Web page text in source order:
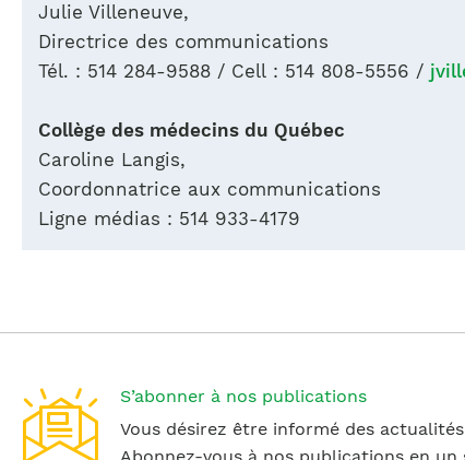
Julie Villeneuve,
Directrice des communications
Tél. : 514 284-9588 / Cell : 514 808-5556 /
Collège des médecins du Québec
Caroline Langis,
Coordonnatrice aux communications
Ligne médias : 514 933-4179
S’abonner à nos publications
Vous désirez être informé des actualités